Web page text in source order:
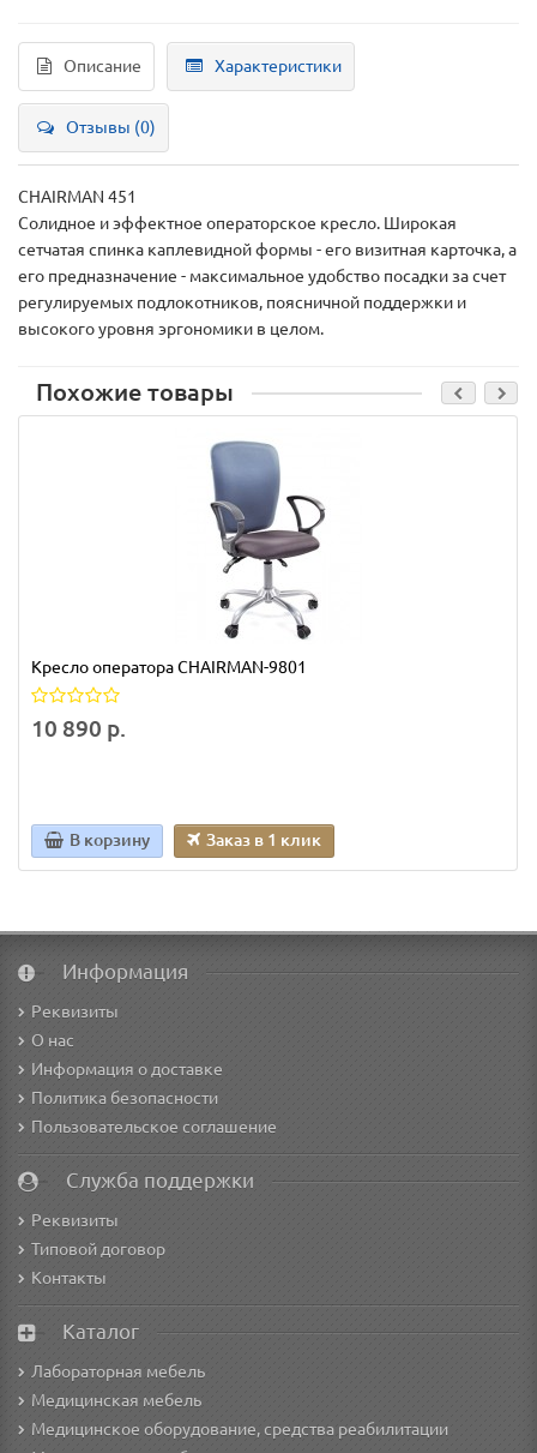
Описание Характеристики
Отзывы (0)
CHAIRMAN 451
Солидное и эффектное операторское кресло. Широкая
сетчатая спинка каплевидной формы - его визитная карточка, а
его предназначение - максимальное удобство посадки за счет
регулируемых подлокотников, поясничной поддержки и
высокого уровня эргономики в целом.
Похожие товары
Кресло оператора CHAIRMAN-9801
10 890 р.
В корзину Заказ в 1 клик
Информация
Реквизиты
О нас
Информация о доставке
Политика безопасности
Пользовательское соглашение
Служба поддержки
Реквизиты
Типовой договор
Контакты
Каталог
Лабораторная мебель
Медицинская мебель
Медицинское оборудование, средства реабилитации